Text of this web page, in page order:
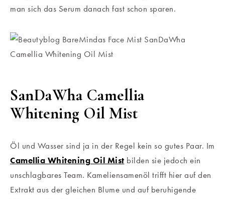
man sich das Serum danach fast schon sparen.
SanDaWha Camellia
Whitening Oil Mist
Öl und Wasser sind ja in der Regel kein so gutes Paar. Im
Camellia Whitening Oil Mist bilden sie jedoch ein
unschlagbares Team. Kameliensamenöl trifft hier auf den
Extrakt aus der gleichen Blume und auf beruhigende